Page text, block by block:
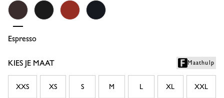
EspressoBlack
KIES JE MAAT Maathulp
XXS XS S M L XL XXL